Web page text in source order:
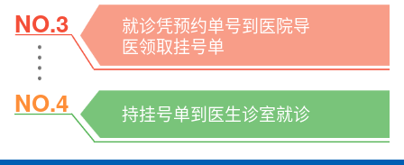
NO.3
就诊凭预约单号到医院导
医领取挂号单
NO.4 持挂号单到医生诊室就诊